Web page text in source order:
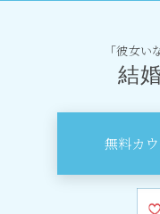
「彼女
結
無料カ